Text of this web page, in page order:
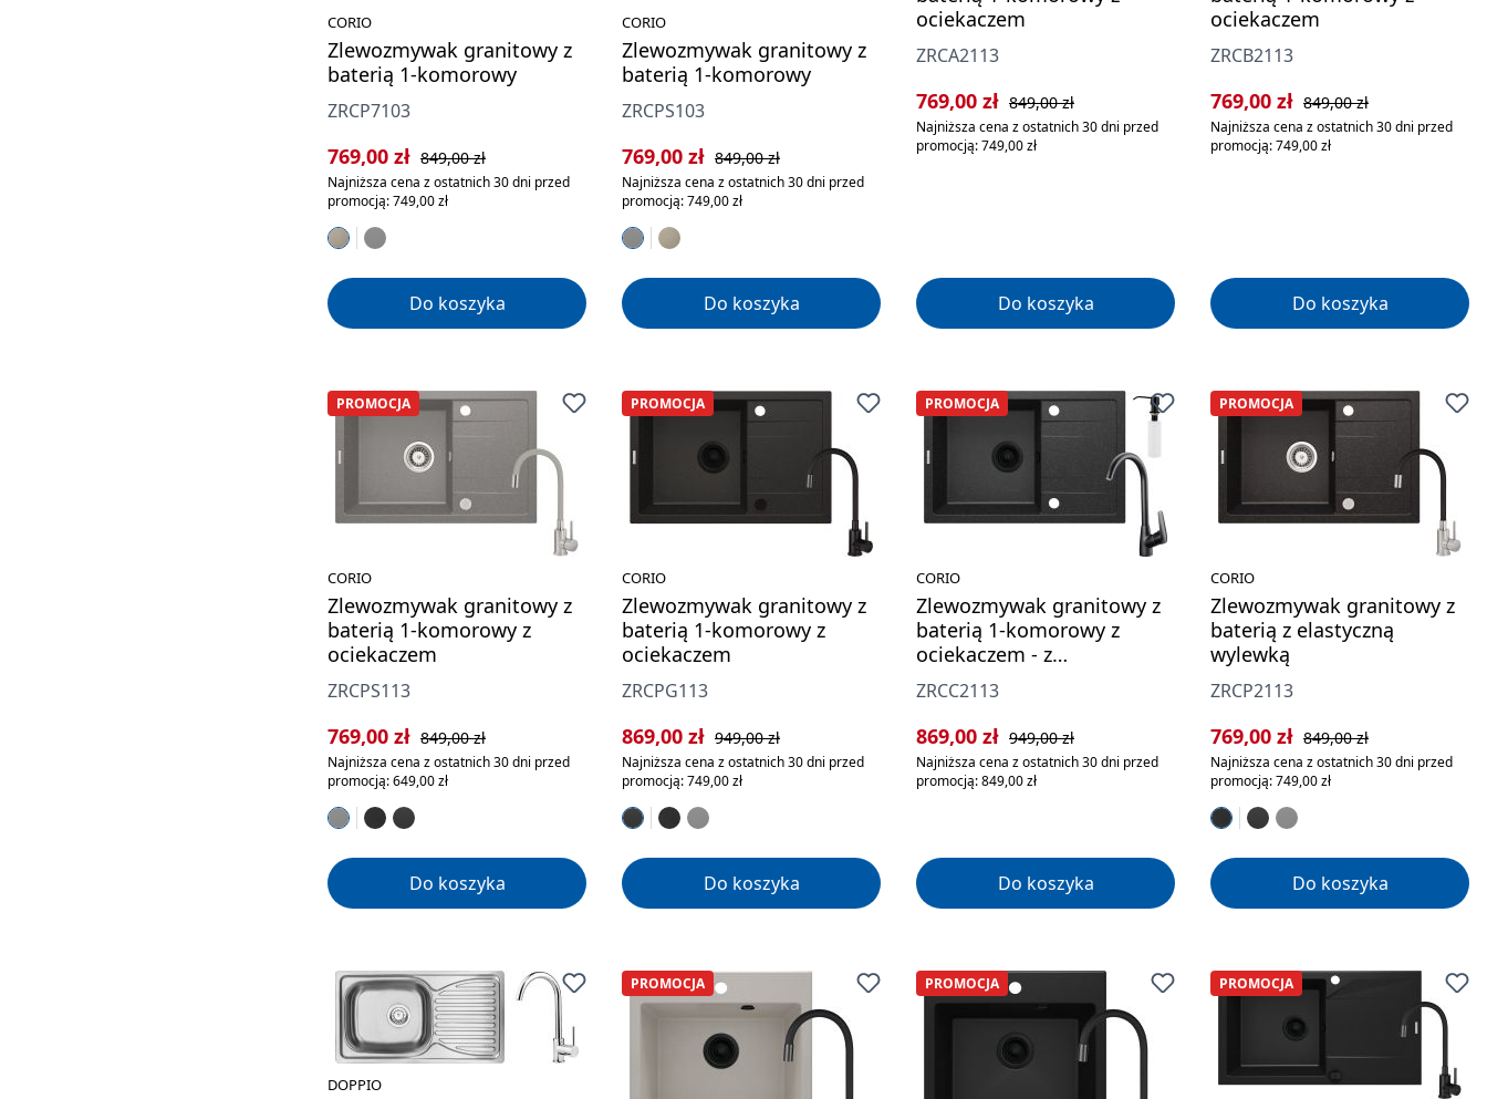
CORIO
Zlewozmywak granitowy z
baterią 1-komorowy
ZRCP7103
Cena sprzedaży:
769,00 zł Cena regularna:
849,00 zł
Najniższa cena z ostatnich 30 dni przed
promocją: 749,00 zł
Do koszyka
CORIO
Zlewozmywak granitowy z
baterią 1-komorowy
ZRCPS103
Cena sprzedaży:
769,00 zł Cena regularna:
849,00 zł
Najniższa cena z ostatnich 30 dni przed
promocją: 749,00 zł
Do koszyka
ociekaczem
ZRCA2113
Cena sprzedaży:
769,00 zł Cena regularna:
849,00 zł
Najniższa cena z ostatnich 30 dni przed
promocją: 749,00 zł
Do koszyka
ociekaczem
ZRCB2113
Cena sprzedaży:
769,00 zł Cena regularna:
849,00 zł
Najniższa cena z ostatnich 30 dni przed
promocją: 749,00 zł
Do koszyka
PROMOCJA
CORIO
Zlewozmywak granitowy z
baterią 1-komorowy z
ociekaczem
ZRCPS113
Cena sprzedaży:
769,00 zł Cena regularna:
849,00 zł
Najniższa cena z ostatnich 30 dni przed
promocją: 649,00 zł
Do koszyka
PROMOCJA
CORIO
Zlewozmywak granitowy z
baterią 1-komorowy z
ociekaczem
ZRCPG113
Cena sprzedaży:
869,00 zł Cena regularna:
949,00 zł
Najniższa cena z ostatnich 30 dni przed
promocją: 749,00 zł
Do koszyka
PROMOCJA
CORIO
Zlewozmywak granitowy z
baterią 1-komorowy z
ociekaczem - z
dozownikiem
ZRCC2113
Cena sprzedaży:
869,00 zł Cena regularna:
949,00 zł
Najniższa cena z ostatnich 30 dni przed
promocją: 849,00 zł
Do koszyka
PROMOCJA
CORIO
Zlewozmywak granitowy z
baterią z elastyczną
wylewką
ZRCP2113
Cena sprzedaży:
769,00 zł Cena regularna:
849,00 zł
Najniższa cena z ostatnich 30 dni przed
promocją: 749,00 zł
Do koszyka
DOPPIO
PROMOCJA PROMOCJA PROMOCJA